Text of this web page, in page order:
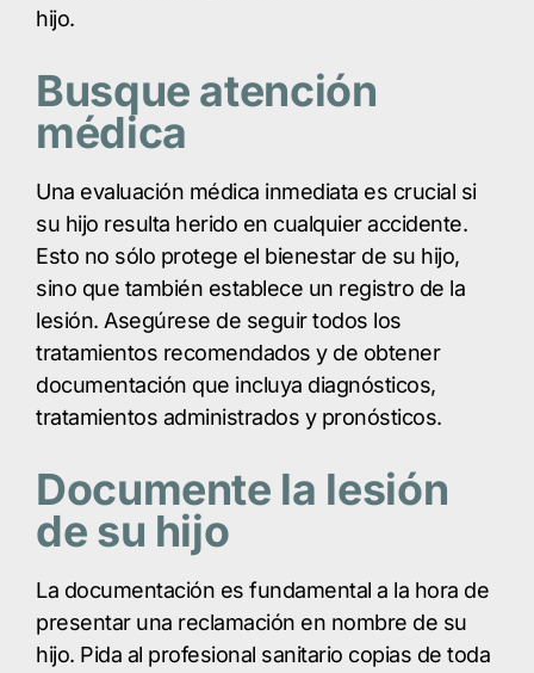
hijo.
Busque atención
médica
Una evaluación médica inmediata es crucial si
su hijo resulta herido en cualquier accidente.
Esto no sólo protege el bienestar de su hijo,
sino que también establece un registro de la
lesión. Asegúrese de seguir todos los
tratamientos recomendados y de obtener
documentación que incluya diagnósticos,
tratamientos administrados y pronósticos.
Documente la lesión
de su hijo
La documentación es fundamental a la hora de
presentar una reclamación en nombre de su
hijo. Pida al profesional sanitario copias de toda